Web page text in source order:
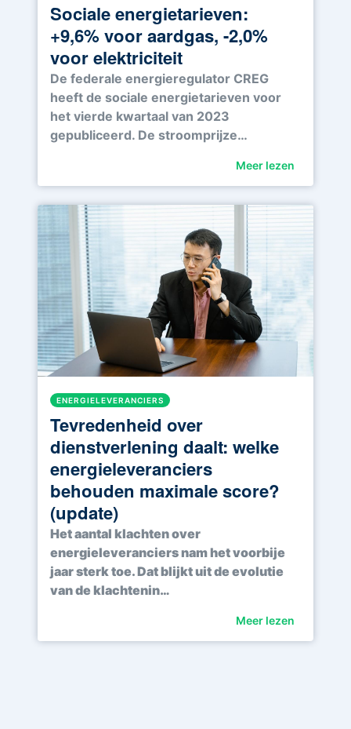
Sociale energietarieven:
+9,6% voor aardgas, -2,0%
voor elektriciteit
De federale energieregulator CREG
heeft de sociale energietarieven voor
het vierde kwartaal van 2023
gepubliceerd. De stroomprijze…
Meer lezen
ENERGIELEVERANCIERS
Tevredenheid over
dienstverlening daalt: welke
energieleveranciers
behouden maximale score?
(update)
Het aantal klachten over
energieleveranciers nam het voorbije
jaar sterk toe. Dat blijkt uit de evolutie
van de klachtenin…
Meer lezen